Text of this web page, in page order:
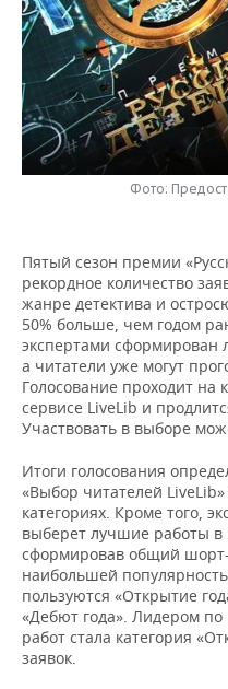
НЕФТЕХИМИЯ
НЕФТЬ
ОПК
ЭНЕРГЕТИКА
РОЗНИЧНАЯ ТОРГОВЛЯ
ТРАНСПОРТ
УСЛУГИ
НОВОСТИ ТЕХНОЛОГИЙ
IT
МЕДИА
ТЕЛЕКОММУНИКАЦИИ
МЕРОПРИЯТИЯ
НОВОСТИ
ВЫЕЗДНАЯ РЕДАКЦИЯ
БИЗНЕС-БРАНЧИ
ОТКРЫТАЯ ЛЕКЦИЯ
СПОРТ
НОВОСТИ СПОРТА
БАСКЕТБОЛ
ВОЛЕЙБОЛ
КИБЕРСПОРТ
ФИГУРНОЕ КАТАНИЕ
ВОДНЫЕ ВИДЫ
ХОККЕЙ С МЯЧОМ
ОБЩЕСТВО
НОВОСТИ ОБЩЕСТВА
ИНФРАСТРУКТУРА
ИСТОРИЯ
КУЛЬТУРА
ОБРАЗОВАНИЕ
ПРОИСШЕСТВИЯ
ФОТОГАЛЕРЕЯ
СПРАВОЧНИК
СПИСОК ПЕРСОН
СПИСОК КОМПАНИЙ
ПОЛНАЯ ВЕРСИЯ
Фото:
Пятый сезон премии
рекордное количество
жанре детектива и
50% больше, чем годом
экспертами сформирован
а читатели уже могут
Голосование проходит
сервисе LiveLib и
Участвовать в выборе
Итоги голосования
«Выбор читателей
категориях. Кроме того,
выберет лучшие работы
сформировав общий шорт-
наибольшей
пользуются «Открытие
«Дебют года». Лидером по
работ стала категория
заявок.